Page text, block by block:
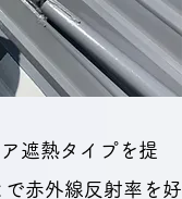
遮熱タイプを提
赤外線反射率を好